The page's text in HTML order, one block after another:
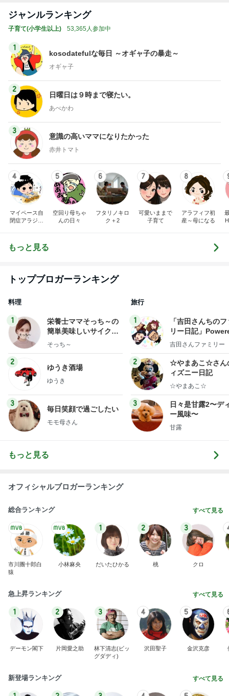
ジャンルランキング
子育て(小学生以上) 53,365人参加中
1
kosodatefulな毎日 ～オギャ子の暴走～
オギャ子
2
日曜日は９時まで寝たい。
あべかわ
3
意識の高いママになりたかった
赤井トマト
4
マイペース自
閉症アラジン
5
空回り母ちゃ
んの日々
6
フタリノキロ
ク＋2
7
可愛いままで
子育て
8
アラフィフ初
産～母になる
もっと見る
トップブロガーランキング
料理
1
栄養士ママそっち～の
簡単美味しいサイクル
献立
そっち～
2
ゆうき酒場
ゆうき
3
毎日笑顔で過ごしたい
モモ母さん
旅行
1
「吉田さんちの
リー日記」
y Ameba 吉田さ
ログ
吉田さんファミリー
2
☆やまあこ☆さん
ィズニー日記
☆やまあこ☆
3
日々是甘露2〜デ
ー風味〜
甘露
もっと見る
オフィシャルブロガーランキング
総合ランキング すべて見る
市川團十郎白
猿
小林麻央
1
だいたひかる
2
桃
3
クロ
急上昇ランキング すべて見る
1
デーモン閣下
2
片岡愛之助
3
林下清志(ビッ
グダディ)
4
沢田聖子
5
金沢克彦
新登場ランキング すべて見る